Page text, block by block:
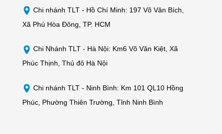
Chi nhánh TLT - Hồ Chí Minh: 197 Võ Văn Bích,
Xã Phú Hòa Đông, TP. HCM
Chi Nhánh TLT - Hà Nội: Km6 Võ Văn Kiệt, Xã
Phúc Thịnh, Thủ đô Hà Nội
Chi nhánh TLT - Ninh Bình: Km 101 QL10 Hồng
Phúc, Phường Thiên Trường, Tỉnh Ninh Bình